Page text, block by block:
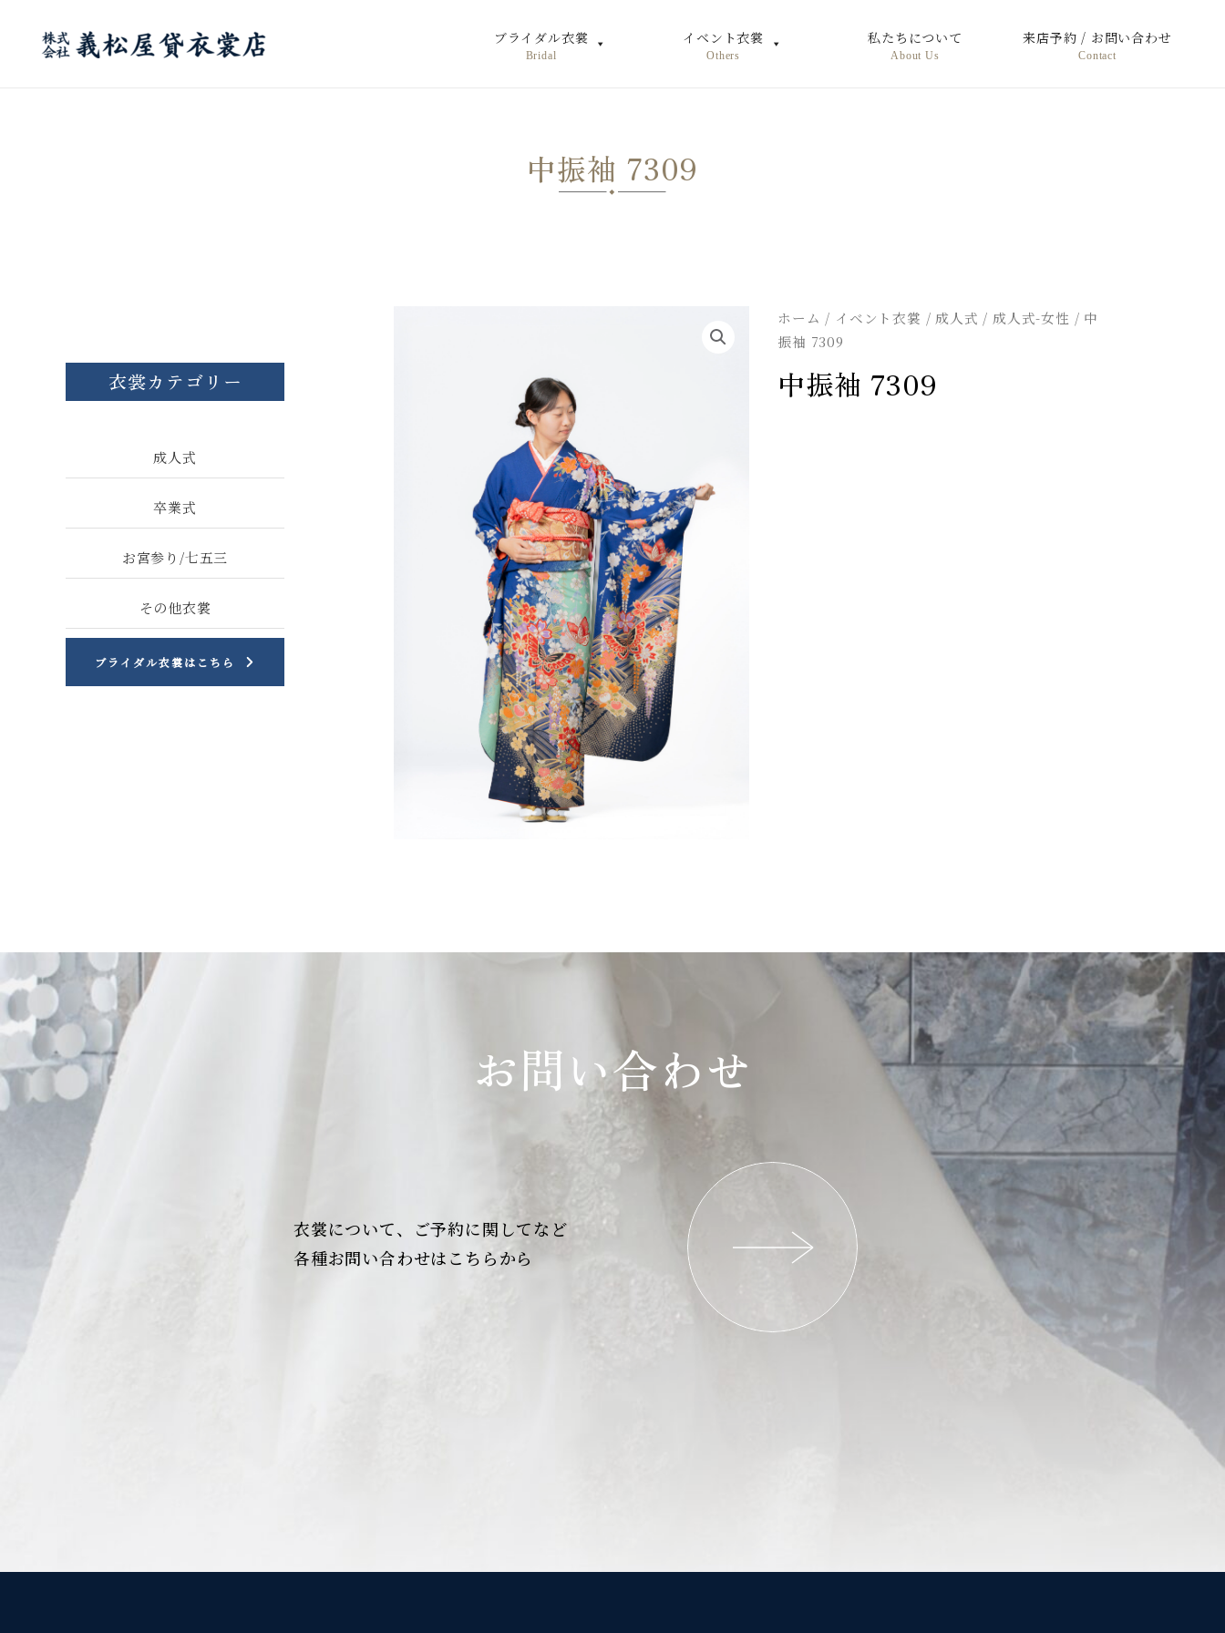
ブライダル衣裳
Bridal
イベント衣裳
Others
私たちについて
About Us
来店予約 / お問い合わせ
Contact
中振袖 7309
衣裳カテゴリー
成人式
卒業式
お宮参り/七五三
その他衣裳
ブライダル衣裳はこちら
ホーム / イベント衣裳 / 成人式 / 成人式-女性 / 中
振袖 7309
中振袖 7309
お問い合わせ
衣裳について、ご予約に関してなど
各種お問い合わせはこちらから